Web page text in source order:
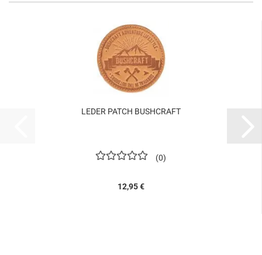
LEDER PATCH BUSHCRAFT
0
12,95 €